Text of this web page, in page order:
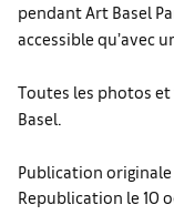
pendant Art Basel
accessible qu’avec
Toutes les photos
Basel.
Publication originale
Republication le 10